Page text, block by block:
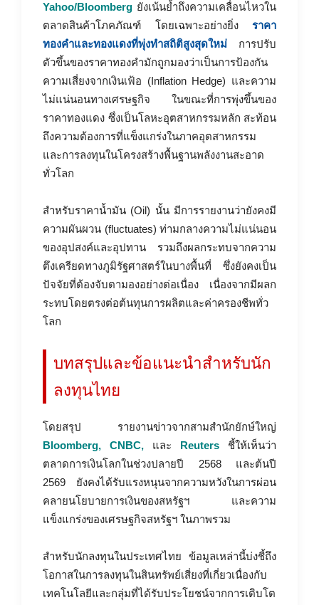
Yahoo/Bloomberg ยังเน้นย้ำถึงความเคลื่อนไหวใน
ตลาดสินค้าโภคภัณฑ์ โดยเฉพาะอย่างยิ่ง ราคา
ทองคำและทองแดงที่พุ่งทำสถิติสูงสุดใหม่ การปรับ
ตัวขึ้นของราคาทองคำมักถูกมองว่าเป็นการป้องกัน
ความเสี่ยงจากเงินเฟ้อ (Inflation Hedge) และความ
ไม่แน่นอนทางเศรษฐกิจ ในขณะที่การพุ่งขึ้นของ
ราคาทองแดง ซึ่งเป็นโลหะอุตสาหกรรมหลัก สะท้อน
ถึงความต้องการที่แข็งแกร่งในภาคอุตสาหกรรม
และการลงทุนในโครงสร้างพื้นฐานพลังงานสะอาด
ทั่วโลก
สำหรับราคาน้ำมัน (Oil) นั้น มีการรายงานว่ายังคงมี
ความผันผวน (fluctuates) ท่ามกลางความไม่แน่นอน
ของอุปสงค์และอุปทาน รวมถึงผลกระทบจากความ
ตึงเครียดทางภูมิรัฐศาสตร์ในบางพื้นที่ ซึ่งยังคงเป็น
ปัจจัยที่ต้องจับตามองอย่างต่อเนื่อง เนื่องจากมีผลก
ระทบโดยตรงต่อต้นทุนการผลิตและค่าครองชีพทั่ว
โลก
บทสรุปและข้อแนะนำสำหรับนัก
ลงทุนไทย
โดยสรุป รายงานข่าวจากสามสำนักยักษ์ใหญ่
Bloomberg, CNBC, และ Reuters ชี้ให้เห็นว่า
ตลาดการเงินโลกในช่วงปลายปี 2568 และต้นปี
2569 ยังคงได้รับแรงหนุนจากความหวังในการผ่อน
คลายนโยบายการเงินของสหรัฐฯ และความ
แข็งแกร่งของเศรษฐกิจสหรัฐฯ ในภาพรวม
สำหรับนักลงทุนในประเทศไทย ข้อมูลเหล่านี้บ่งชี้ถึง
โอกาสในการลงทุนในสินทรัพย์เสี่ยงที่เกี่ยวเนื่องกับ
เทคโนโลยีและกลุ่มที่ได้รับประโยชน์จากการเติบโต